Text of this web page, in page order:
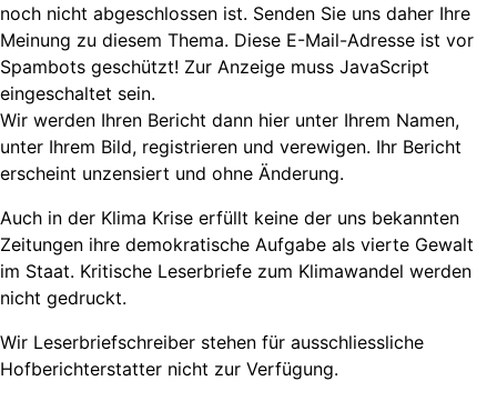
noch nicht abgeschlossen ist. Senden Sie uns daher Ihre
Meinung zu diesem Thema. Diese E-Mail-Adresse ist vor
Spambots geschützt! Zur Anzeige muss JavaScript
eingeschaltet sein.
Wir werden Ihren Bericht dann hier unter Ihrem Namen,
unter Ihrem Bild, registrieren und verewigen. Ihr Bericht
erscheint unzensiert und ohne Änderung.
Auch in der Klima Krise erfüllt keine der uns bekannten
Zeitungen ihre demokratische Aufgabe als vierte Gewalt
im Staat. Kritische Leserbriefe zum Klimawandel werden
nicht gedruckt.
Wir Leserbriefschreiber stehen für ausschliessliche
Hofberichterstatter nicht zur Verfügung.